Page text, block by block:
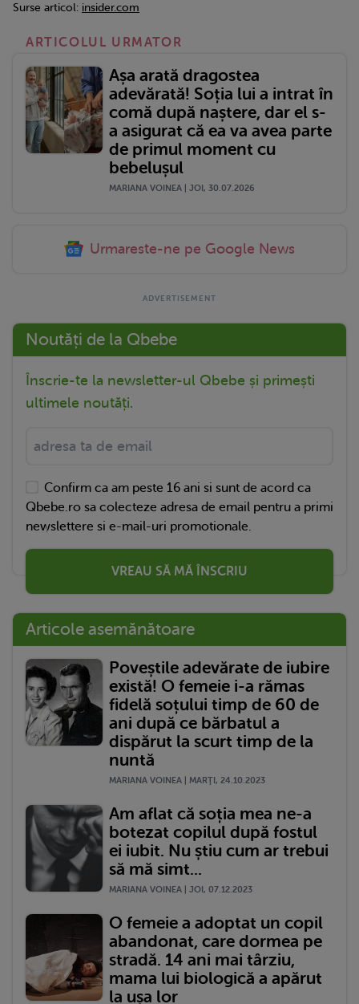
Surse articol: insider.com
ARTICOLUL URMATOR
Așa arată dragostea
adevărată! Soția lui a intrat în
comă după naștere, dar el s-
a asigurat că ea va avea parte
de primul moment cu
bebelușul
MARIANA VOINEA | JOI, 30.07.2026
Urmareste-ne pe Google News
Noutăți de la Qbebe
Înscrie-te la newsletter-ul Qbebe și primești
ultimele noutăți.
Confirm ca am peste 16 ani si sunt de acord ca
Qbebe.ro sa colecteze adresa de email pentru a primi
newslettere si e-mail-uri promotionale.
VREAU SĂ MĂ ÎNSCRIU
Articole asemănătoare
Poveștile adevărate de iubire
există! O femeie i-a rămas
fidelă soțului timp de 60 de
ani după ce bărbatul a
dispărut la scurt timp de la
nuntă
MARIANA VOINEA | MARŢI, 24.10.2023
Am aflat că soția mea ne-a
botezat copilul după fostul
ei iubit. Nu știu cum ar trebui
să mă simt...
MARIANA VOINEA | JOI, 07.12.2023
O femeie a adoptat un copil
abandonat, care dormea pe
stradă. 14 ani mai târziu,
mama lui biologică a apărut
la ușa lor